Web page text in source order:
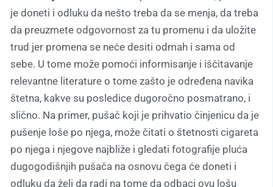
je doneti i odluku da nešto treba da se menja, da treba
da preuzmete odgovornost za tu promenu i da uložite
trud jer promena se neće desiti odmah i sama od
sebe. U tome može pomoći informisanje i iščitavanje
relevantne literature o tome zašto je određena navika
štetna, kakve su posledice dugoročno posmatrano, i
slično. Na primer, pušač koji je prihvatio činjenicu da je
pušenje loše po njega, može čitati o štetnosti cigareta
po njega i njegove najbliže i gledati fotografije pluća
dugogodišnjih pušača na osnovu čega će doneti i
odluku da želi da radi na tome da odbaci ovu lošu